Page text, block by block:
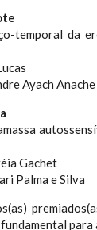
temporal da
Ayach Anache
Gachet
Palma e Silva
para